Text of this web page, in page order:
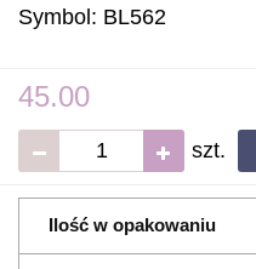
Symbol: BL562
45.00
szt.
Ilość w opakowaniu